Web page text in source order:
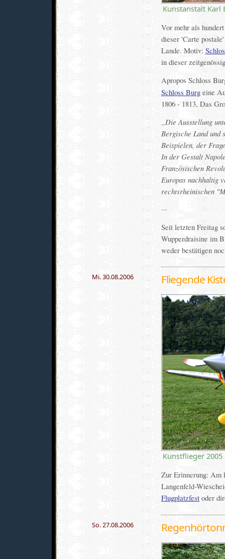
Kunstanstalt Karl
Vor mehr als
dieser 'Carte
Lande. Motiv:
in dieser
Apropos Schloss
Schloss Burg eine
1806 - 1813, Das
Die Ausstellung
Bergische Land und
Beispielen, der
In der Gestalt
Französischen
Europas nachhaltig
rechtsrheinischen
···
Seit letzten Freitag
Wupperdraisine im
weder bestätigen
Mi. 30.08.2006 Fliegende
Kunstflieger 2005
Zur Erinnerung: Am
Langenfeld-
Flugplatzfest oder
So. 27.08.2006